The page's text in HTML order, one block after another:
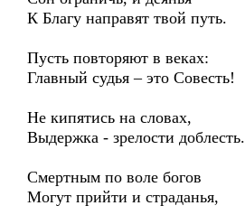
К Благу направят твой путь.
Пусть повторяют в веках:
Главный судья – это Совесть!
Не кипятись на словах,
Выдержка - зрелости доблесть.
Смертным по воле богов
Могут прийти и страданья,